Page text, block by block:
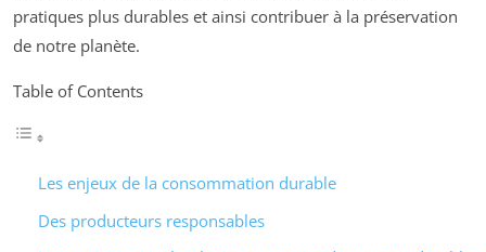
pratiques plus durables et ainsi contribuer à la préservation
de notre planète.
Table of Contents
Les enjeux de la consommation durable
Des producteurs responsables